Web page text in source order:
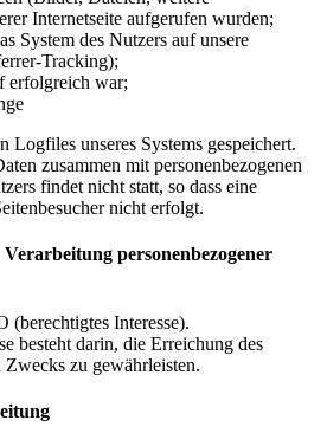
Internetseite aufgerufen wurden;
System des Nutzers auf unsere
Tracking);
erfolgreich war;
Logfiles unseres Systems gespeichert.
zusammen mit personenbezogenen
findet nicht statt, so dass eine
nicht erfolgt.
personenbezogener
Interesse).
besteht darin, die Erreichung des
zu gewährleisten.